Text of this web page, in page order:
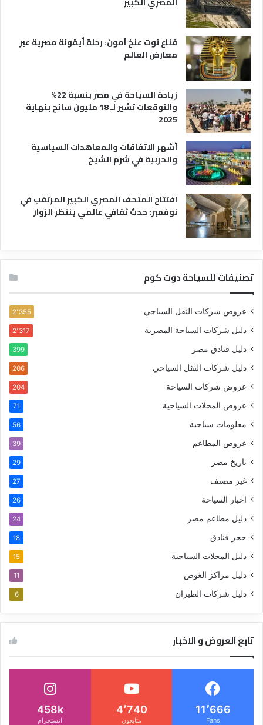
قناع توت عنخ آمون: رحلة أيقونة مصرية عبر
معارض العالم
زيادة السياحة في مصر بنسبة 22%
والتوقعات تشير لـ 18 مليون سائح بنهاية
2025
أشهر الاتفاقات والمعاهدات السياسية
والحربية في شرم الشيخ
افتتاح المتحف المصري الكبير المرتقب في
نوفمبر: حدث ثقافي عالمي ينتظر الزوار
تصنيفات للسياحة دوت كوم
عروض شركات النقل السياحي 2٬355
دليل شركات السياحة المصرية 2٬317
دليل فنادق مصر 399
دليل شركات النقل السياحي 206
عروض شركات السياحة 204
عروض المحلات السياحية 71
معلومات سياحية 56
عروض المطاعم 39
تاريخ مصر 29
غير مصنف 27
اخبار السياحة 26
دليل مطاعم مصر 24
حجز فنادق 18
دليل المحلات السياحية 15
دليل مراكز الغوص 11
دليل شركات الطيران 6
تابع العروض و الاخبار
11٬666
Fans
4٬740
متابعون
458k
انستجرام